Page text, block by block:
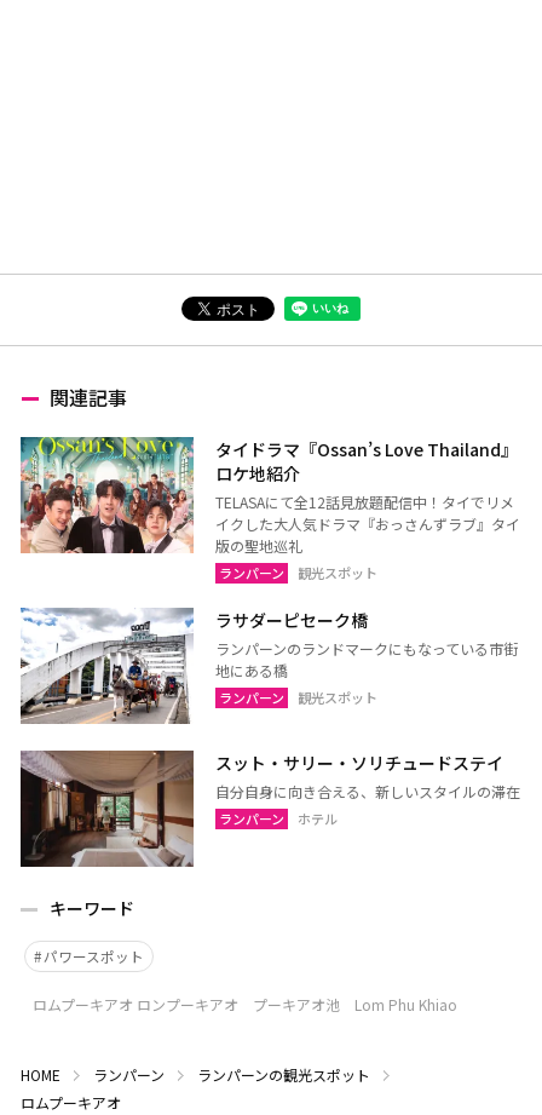
関連記事
タイドラマ『Ossan’s Love Thailand』
ロケ地紹介
TELASAにて全12話見放題配信中！タイでリメ
イクした大人気ドラマ『おっさんずラブ』タイ
版の聖地巡礼
ランパーン 観光スポット
ラサダーピセーク橋
ランパーンのランドマークにもなっている市街
地にある橋
ランパーン 観光スポット
スット・サリー・ソリチュードステイ
自分自身に向き合える、新しいスタイルの滞在
ランパーン ホテル
キーワード
パワースポット
ロムプーキアオ ロンプーキアオ プーキアオ池 Lom Phu Khiao
HOME ランパーン
ランパーンの観光スポット
ロムプーキアオ